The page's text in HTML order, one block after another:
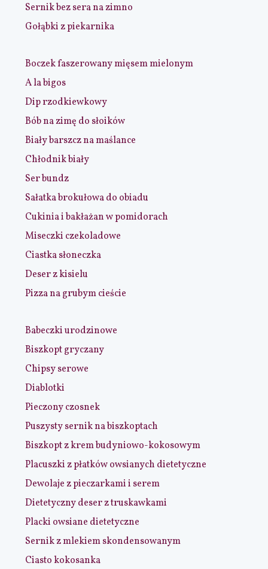
Sernik bez sera na zimno
Gołąbki z piekarnika
Boczek faszerowany mięsem mielonym
A la bigos
Dip rzodkiewkowy
Bób na zimę do słoików
Biały barszcz na maślance
Chłodnik biały
Ser bundz
Sałatka brokułowa do obiadu
Cukinia i bakłażan w pomidorach
Miseczki czekoladowe
Ciastka słoneczka
Deser z kisielu
Pizza na grubym cieście
Babeczki urodzinowe
Biszkopt gryczany
Chipsy serowe
Diablotki
Pieczony czosnek
Puszysty sernik na biszkoptach
Biszkopt z krem budyniowo-kokosowym
Placuszki z płatków owsianych dietetyczne
Dewolaje z pieczarkami i serem
Dietetyczny deser z truskawkami
Placki owsiane dietetyczne
Sernik z mlekiem skondensowanym
Ciasto kokosanka